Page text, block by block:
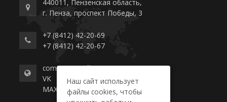
440011, Пензенская область,
г. Пенза, проспект Победы, 3
+7 (8412) 42-20-69
+7 (8412) 42-20-67
commerce-college.ru
VK
MAX
Наш сайт использует
файлы cookies, чтобы